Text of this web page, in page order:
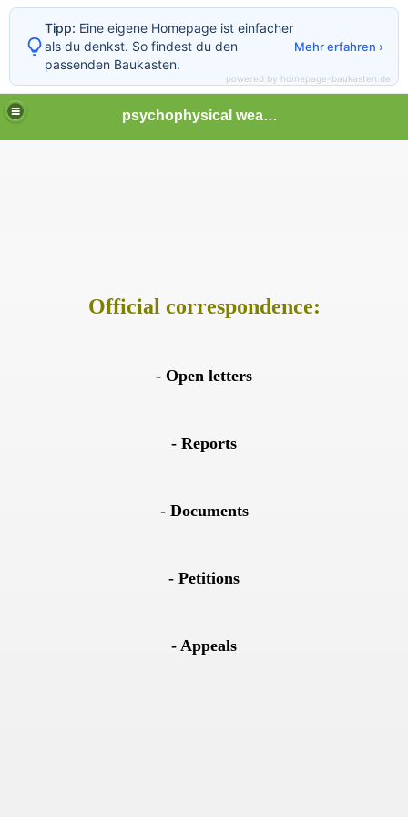
psychophysical weapons and tortures in Europe
Official correspondence:
- Open letters
- Reports
- Documents
- Petitions
- Appeals
Tipp: Eine eigene Homepage ist einfacher
als du denkst. So findest du den
passenden Baukasten.
Mehr erfahren ›
powered by homepage-baukasten.de